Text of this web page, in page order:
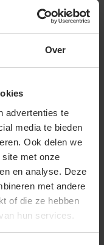
Over
advertenties te
media te bieden
Ook delen we
met onze
en analyse. Deze
met andere
of die ze hebben
hun services.
bij
is